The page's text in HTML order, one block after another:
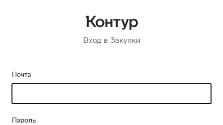
Вход в Закупки
Почта
Пароль